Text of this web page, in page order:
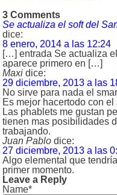
3 Comments
Se actualiza el soft del
dice:
8 enero, 2014 a las 12:24
[…] entrada Se actualiza
aparece primero en […]
Maxi dice:
29 diciembre, 2013 a las
No sirve para nada el
Es mejor hacertodo con el
Las phablets me gustan
tienen mas posibilidades
trabajando.
Juan Pablo dice:
27 diciembre, 2013 a las
Algo elemental que
primer momento.
Leave a Reply
Name*